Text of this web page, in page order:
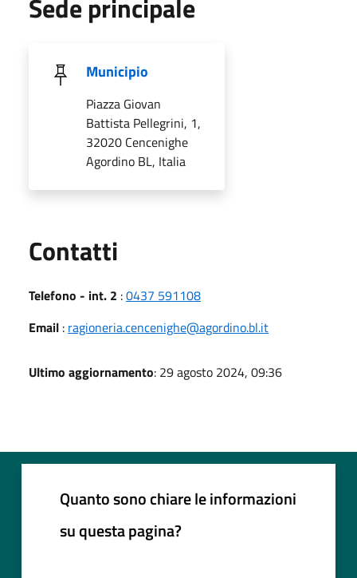
Sede principale
Municipio
Piazza Giovan
Battista Pellegrini, 1,
32020 Cencenighe
Agordino BL, Italia
Contatti
Telefono - int. 2 :0437 591108
Email : ragioneria.cencenighe@agordino.bl.it
Ultimo aggiornamento: 29 agosto 2024, 09:36
Quanto sono chiare le informazioni
su questa pagina?